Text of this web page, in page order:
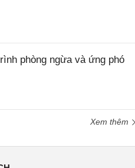
phòng ngừa và ứng phó
Xem thêm